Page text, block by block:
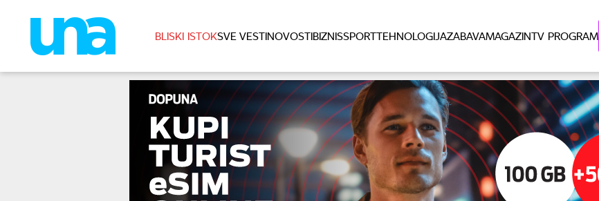
BLISKI ISTOKSVE VESTINOVOSTIBIZNISSPORTTEHNOLOGIJAZABAVAMAGAZINTV PROGRAM